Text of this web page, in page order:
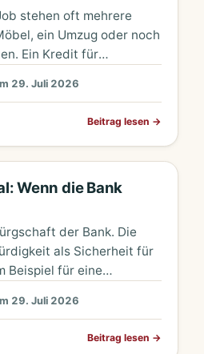
29. Juli 2026
stehen oft mehrere
ein Umzug oder noch
Ein Kredit für
Beitrag lesen →
29. Juli 2026
Wenn die Bank
der Bank. Die
als Sicherheit für
Beispiel für eine
Beitrag lesen →